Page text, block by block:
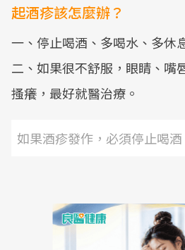
起酒疹該怎麼辦？
一、停止喝酒、多喝水、多休
二、如果很不舒服，眼睛、嘴
搔癢，最好就醫治療。
如果酒疹發作，必須停止喝